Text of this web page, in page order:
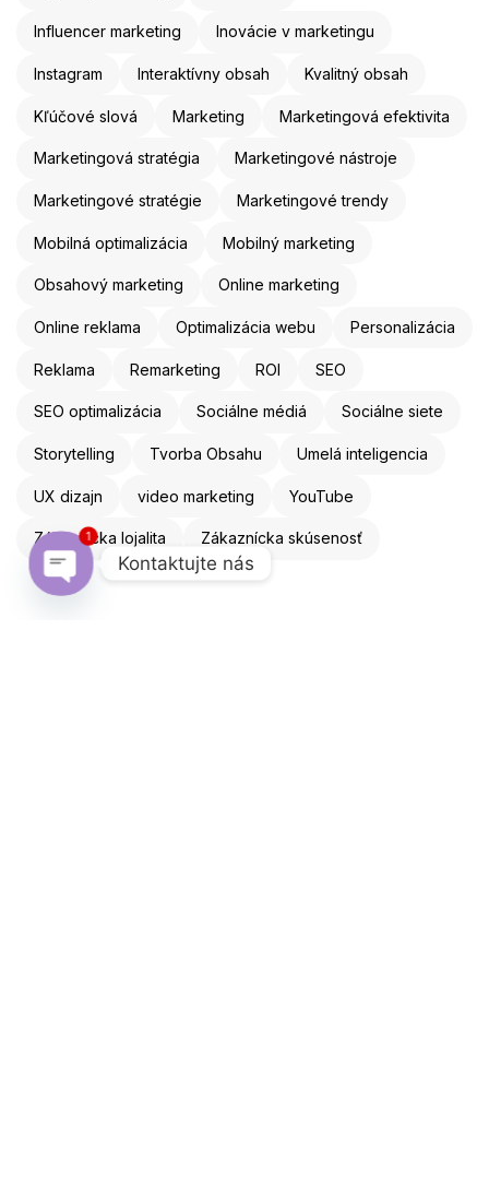
Influencer marketing Inovácie v marketingu
Instagram Interaktívny obsah Kvalitný obsah
Kľúčové slová Marketing Marketingová efektivita
Marketingová stratégia Marketingové nástroje
Marketingové stratégie Marketingové trendy
Mobilná optimalizácia Mobilný marketing
Obsahový marketing Online marketing
Online reklama Optimalizácia webu Personalizácia
Reklama Remarketing ROI SEO
SEO optimalizácia Sociálne médiá Sociálne siete
Storytelling Tvorba Obsahu Umelá inteligencia
UX dizajn video marketing YouTube
Zákaznícka lojalita Zákaznícka skúsenosť
Kontaktujte nás
1